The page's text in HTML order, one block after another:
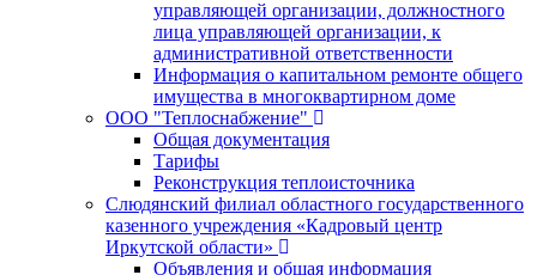
управляющей организации, должностного
лица управляющей организации, к
административной ответственности
Информация о капитальном ремонте общего
имущества в многоквартирном доме
ООО "Теплоснабжение"
Общая документация
Тарифы
Реконструкция теплоисточника
Слюдянский филиал областного государственного
казенного учреждения «Кадровый центр
Иркутской области»
Объявления и общая информация